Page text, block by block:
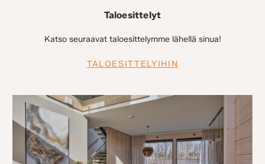
Taloesittelyt
Katso seuraavat taloesittelymme lähellä sinua!
TALOESITTELYIHIN